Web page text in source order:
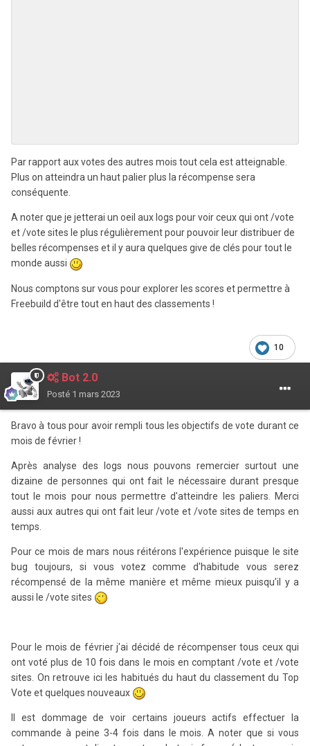
Par rapport aux votes des autres mois tout cela est atteignable.
Plus on atteindra un haut palier plus la récompense sera
conséquente.
A noter que je jetterai un oeil aux logs pour voir ceux qui ont /vote
et /vote sites le plus régulièrement pour pouvoir leur distribuer de
belles récompenses et il y aura quelques give de clés pour tout le
monde aussi
Nous comptons sur vous pour explorer les scores et permettre à
Freebuild d'être tout en haut des classements !
10
Bot 2.0
Posté 1 mars 2023
Bravo à tous pour avoir rempli tous les objectifs de vote durant ce
mois de février !
Après analyse des logs nous pouvons remercier surtout une
dizaine de personnes qui ont fait le nécessaire durant presque
tout le mois pour nous permettre d'atteindre les paliers. Merci
aussi aux autres qui ont fait leur /vote et /vote sites de temps en
temps.
Pour ce mois de mars nous réitérons l'expérience puisque le site
bug toujours, si vous votez comme d'habitude vous serez
récompensé de la même manière et même mieux puisqu'il y a
aussi le /vote sites
Pour le mois de février j'ai décidé de récompenser tous ceux qui
ont voté plus de 10 fois dans le mois en comptant /vote et /vote
sites. On retrouve ici les habitués du haut du classement du Top
Vote et quelques nouveaux
Il est dommage de voir certains joueurs actifs effectuer la
commande à peine 3-4 fois dans le mois. A noter que si vous